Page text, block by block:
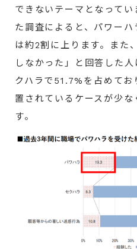
できないテーマとなって
た調査によると、パワー
は約2割に上ります。また
しなかった」と回答した
クハラで51.7%を占めて
置されているケースが少
す。